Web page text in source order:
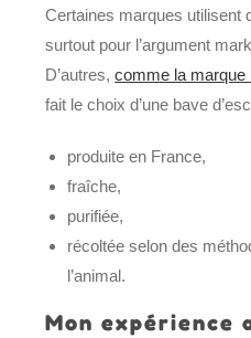
Certaines marques utilisent
surtout pour l’argument
D’autres,comme la marque
fait le choix d’une bave
produite en France,
fraîche,
purifiée,
récoltée selon des
l’animal.
Mon expérience